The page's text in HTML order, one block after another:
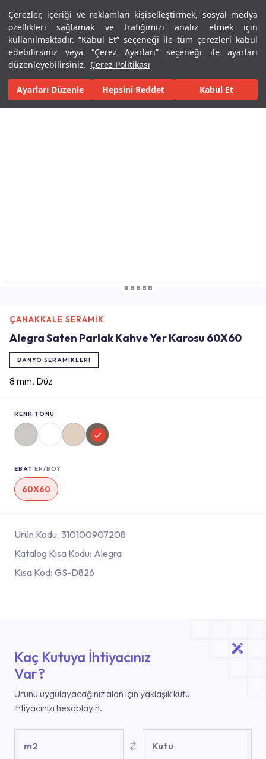
Çerezler, içeriği ve reklamları kişiselleştirmek, sosyal medya
özellikleri sağlamak ve trafiğimizi analiz etmek için
kullanılmaktadır. “Kabul Et” seçeneği ile tüm çerezleri kabul
edebilirsiniz veya “Çerez Ayarları” seçeneği ile ayarları
düzenleyebilirsiniz. Çerez Politikası
Ayarları Düzenle Hepsini Reddet Kabul Et
Menü Menü
Ana Sayfa Karolar Konut İçi Alanlar Banyo Seramikleri
Tüm Görseller(16)
ÇANAKKALE SERAMİK
Alegra Saten Parlak Kahve Yer Karosu 60X60
BANYO SERAMIKLERI
8 mm, Düz
RENK TONU
EBAT EN/BOY
60X60
Ürün Kodu: 310100907208
Katalog Kısa Kodu: Alegra
Kısa Kod: GS-D826
Kaç Kutuya İhtiyacınız
Var?
Ürünü uygulayacağınız alan için yaklaşık kutu
ihtiyacınızı hesaplayın.
m2 Kutu